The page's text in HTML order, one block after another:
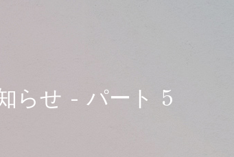
らせ - パート 5